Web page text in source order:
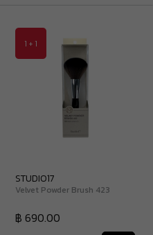
1 + 1
STUDIO17
Velvet Powder Brush 423
฿ 690.00